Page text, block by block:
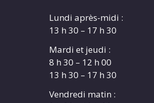
Lundi après-midi :
13 h 30 – 17 h 30
Mardi et jeudi :
8 h 30 – 12 h 00
13 h 30 – 17 h 30
Vendredi matin :